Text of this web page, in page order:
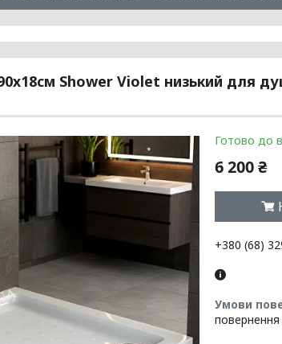
Shower Violet низький для
Готово до
6 200 ₴
+380 (68)